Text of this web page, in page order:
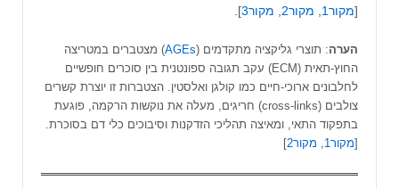
[מקור1 מקור2 מקור3 ].
הערה: תוצרי גליקציה מתקדמים (AGEs) מצטברים במטריצה
החוץ-תאית (ECM) עקב תגובה ספונטנית בין סוכרים חופשיים
לחלבונים ארוכי-חיים כמו קולגן ואלסטין. הצטברות זו יוצרת קשרים
צולבים (cross-links) חריגים, מעלה את נוקשות הרקמה, פוגעת
בתפקוד התאי, ומאיצה תהליכי הזדקנות וסיבוכים כלי דם בסוכרת.
[מקור1 , מקור2 ]